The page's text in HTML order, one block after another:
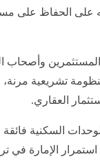
الحفاظ على
وأصحاب
تشريعية
العقاري.
السكنية
الإمارة في